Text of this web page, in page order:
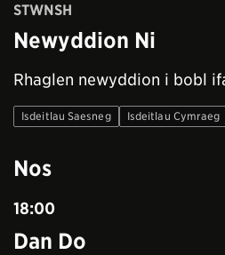
STWNSH
Newyddion Ni
Rhaglen newyddion i bobl
Isdeitlau Saesneg Isdeitlau Cymraeg
Nos
18:00
Dan Do